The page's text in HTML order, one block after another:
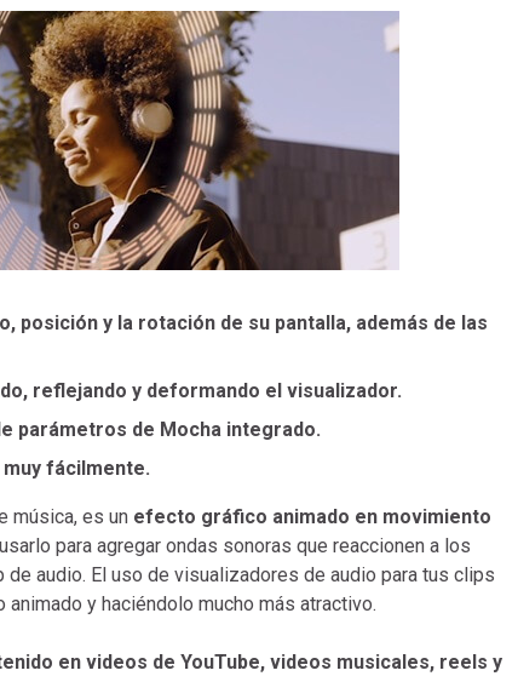
posición y la rotación de su pantalla, además de las
reflejando y deformando el visualizador.
parámetros de Mocha integrado.
fácilmente.
música, es un efecto gráfico animado en movimiento
para agregar ondas sonoras que reaccionen a los
audio. El uso de visualizadores de audio para tus clips
y haciéndolo mucho más atractivo.
en videos de YouTube, videos musicales, reels y